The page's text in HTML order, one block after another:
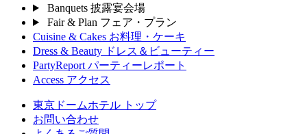
Banquets 披露宴会場
Fair & Plan フェア・プラン
Cuisine & Cakes お料理・ケーキ
Dress & Beauty ドレス＆ビューティー
PartyReport パーティーレポート
Access アクセス
東京ドームホテル トップ
お問い合わせ